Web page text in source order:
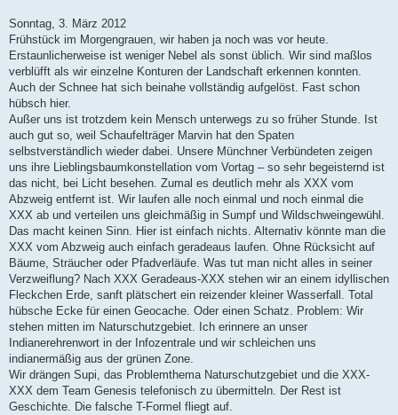
Sonntag, 3. März 2012
Frühstück im Morgengrauen, wir haben ja noch was vor heute.
Erstaunlicherweise ist weniger Nebel als sonst üblich. Wir sind maßlos
verblüfft als wir einzelne Konturen der Landschaft erkennen konnten.
Auch der Schnee hat sich beinahe vollständig aufgelöst. Fast schon
hübsch hier.
Außer uns ist trotzdem kein Mensch unterwegs zu so früher Stunde. Ist
auch gut so, weil Schaufelträger Marvin hat den Spaten
selbstverständlich wieder dabei. Unsere Münchner Verbündeten zeigen
uns ihre Lieblingsbaumkonstellation vom Vortag – so sehr begeisternd ist
das nicht, bei Licht besehen. Zumal es deutlich mehr als XXX vom
Abzweig entfernt ist. Wir laufen alle noch einmal und noch einmal die
XXX ab und verteilen uns gleichmäßig in Sumpf und Wildschweingewühl.
Das macht keinen Sinn. Hier ist einfach nichts. Alternativ könnte man die
XXX vom Abzweig auch einfach geradeaus laufen. Ohne Rücksicht auf
Bäume, Sträucher oder Pfadverläufe. Was tut man nicht alles in seiner
Verzweiflung? Nach XXX Geradeaus-XXX stehen wir an einem idyllischen
Fleckchen Erde, sanft plätschert ein reizender kleiner Wasserfall. Total
hübsche Ecke für einen Geocache. Oder einen Schatz. Problem: Wir
stehen mitten im Naturschutzgebiet. Ich erinnere an unser
Indianerehrenwort in der Infozentrale und wir schleichen uns
indianermäßig aus der grünen Zone.
Wir drängen Supi, das Problemthema Naturschutzgebiet und die XXX-
XXX dem Team Genesis telefonisch zu übermitteln. Der Rest ist
Geschichte. Die falsche T-Formel fliegt auf.